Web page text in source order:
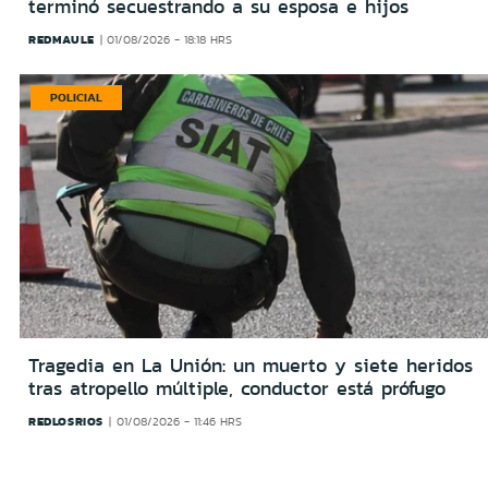
terminó secuestrando a su esposa e hijos
REDMAULE 01/08/2026 - 18:18 HRS
POLICIAL
Tragedia en La Unión: un muerto y siete heridos
tras atropello múltiple, conductor está prófugo
REDLOSRIOS 01/08/2026 - 11:46 HRS